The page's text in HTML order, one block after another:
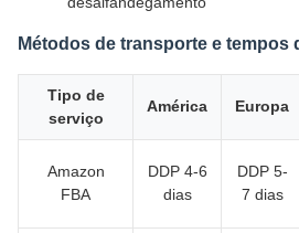
Métodos de transporte e tempos
Tipo de
serviço
América Europa
Amazon
FBA
DDP 4-6
dias
DDP 5-
7 dias